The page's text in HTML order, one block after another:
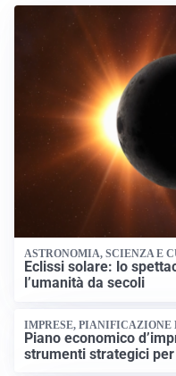
ASTRONOMIA, SCIENZA E
Eclissi solare: lo
l’umanità da secoli
IMPRESE, PIANIFICAZIONE
Piano economico
strumenti strategici